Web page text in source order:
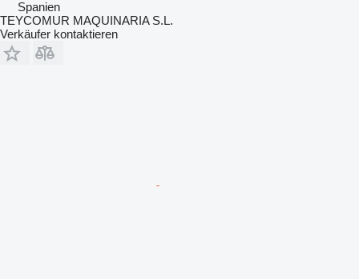
Spanien
TEYCOMUR MAQUINARIA S.L.
Verkäufer kontaktieren